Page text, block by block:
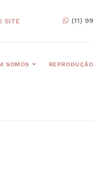
SITE (11)
SOMOS